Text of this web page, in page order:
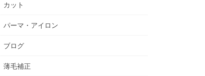
カット
パーマ・アイロン
ブログ
薄毛補正